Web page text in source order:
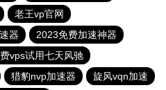
老王vp官网
器
2023免费加速神器
vps试用七天风驰
猎豹nvp加速器
旋风vqn加速